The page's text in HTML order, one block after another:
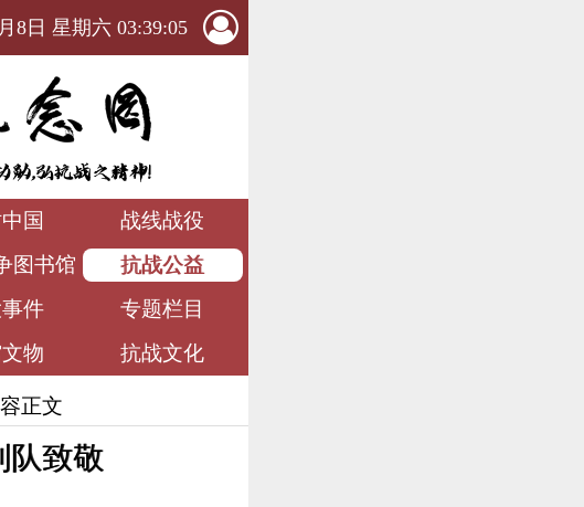
8日 星期六 03:39:07
国
战线战役
图书馆
抗战公益
件
专题栏目
物 抗战文化
正文
队致敬